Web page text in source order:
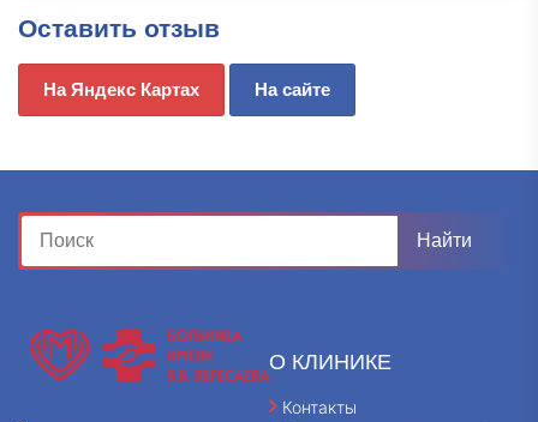
Оставить отзыв
На Яндекс Картах На сайте
О КЛИНИКЕ
Контакты